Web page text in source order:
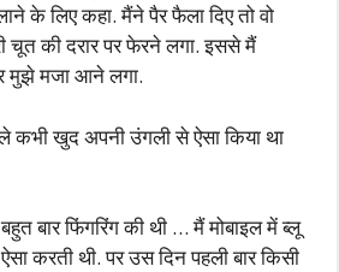
के लिए कहा. मैंने पैर फैला दिए तो वो
चूत की दरार पर फेरने लगा. इससे मैं
मुझे मजा आने लगा.
कभी खुद अपनी उंगली से ऐसा किया था
बार फिंगरिंग की थी … मैं मोबाइल में ब्लू
करती थी. पर उस दिन पहली बार किसी